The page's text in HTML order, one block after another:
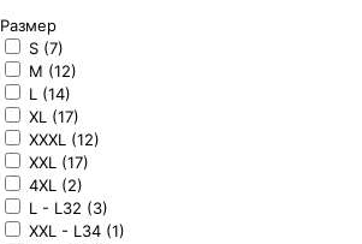
Размер
S (7)
M (12)
L (14)
XL (17)
XXXL (12)
XXL (17)
4XL (2)
L - L32 (3)
XXL - L34 (1)